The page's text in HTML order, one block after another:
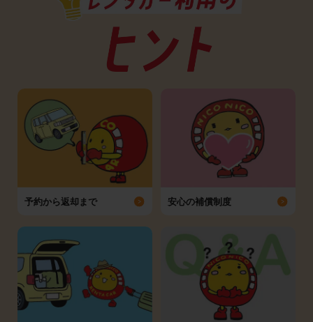
予約から返却まで 安心の補償制度